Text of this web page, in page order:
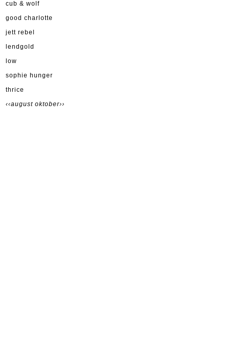
cub & wolf
good charlotte
jett rebel
lendgold
low
sophie hunger
thrice
‹‹august oktober››